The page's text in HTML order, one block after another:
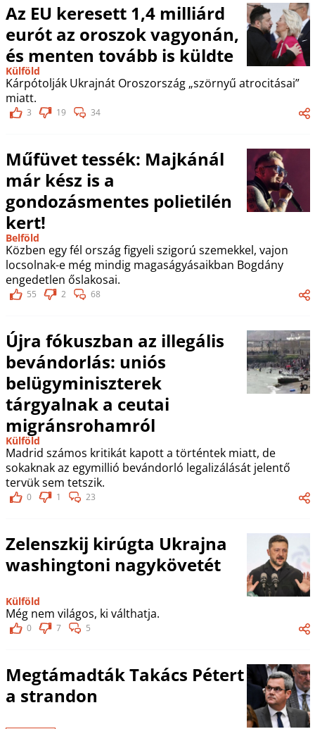
Az EU keresett 1,4 milliárd
eurót az oroszok vagyonán,
és menten tovább is küldte
Külföld
Kárpótolják Ukrajnát Oroszország „szörnyű atrocitásai”
miatt.
3 19 34
Műfüvet tessék: Majkánál
már kész is a
gondozásmentes polietilén
kert!
Belföld
Közben egy fél ország figyeli szigorú szemekkel, vajon
locsolnak-e még mindig magaságyásaikban Bogdány
engedetlen őslakosai.
55 2 68
Újra fókuszban az illegális
bevándorlás: uniós
belügyminiszterek
tárgyalnak a ceutai
migránsrohamról
Külföld
Madrid számos kritikát kapott a történtek miatt, de
sokaknak az egymillió bevándorló legalizálását jelentő
tervük sem tetszik.
0 1 23
Zelenszkij kirúgta Ukrajna
washingtoni nagykövetét
Külföld
Még nem világos, ki válthatja.
0 7 5
Megtámadták Takács Pétert
a strandon